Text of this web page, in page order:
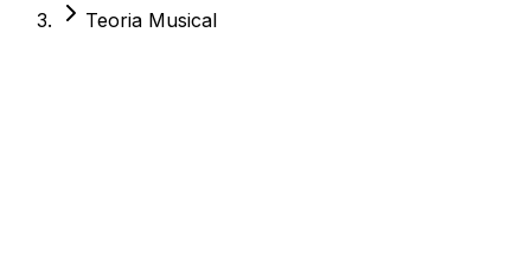
Teoria Musical